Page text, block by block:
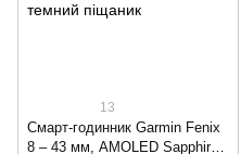
13
Смарт-годинник Garmin Fenix
8 – 43 мм, AMOLED Sapphire,